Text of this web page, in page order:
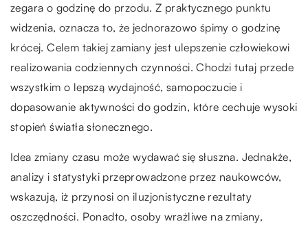
zegara o godzinę do przodu. Z praktycznego punktu
widzenia, oznacza to, że jednorazowo śpimy o godzinę
krócej. Celem takiej zamiany jest ulepszenie człowiekowi
realizowania codziennych czynności. Chodzi tutaj przede
wszystkim o lepszą wydajność, samopoczucie i
dopasowanie aktywności do godzin, które cechuje wysoki
stopień światła słonecznego.
Idea zmiany czasu może wydawać się słuszna. Jednakże,
analizy i statystyki przeprowadzone przez naukowców,
wskazują, iż przynosi on iluzjonistyczne rezultaty
oszczędności. Ponadto, osoby wrażliwe na zmiany,